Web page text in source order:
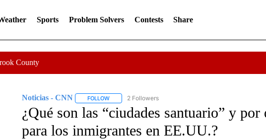
Sports Problem Solvers Contests Share
County
Noticias - CNN FOLLOWFOLLOW "NOTICIAS - CNN" TO RECEIVE NOTIFICATIONS
2 Followers
¿Qué son las “ciudades santuario” y
para los inmigrantes en EE.UU.?